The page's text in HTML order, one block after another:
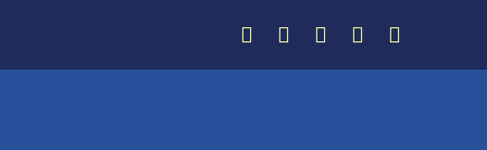
FacebookInstagram
TwitterYouTubeWhatsapp